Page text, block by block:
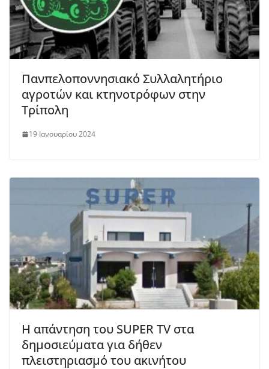
Πανπελοποννησιακό Συλλαλητήριο
αγροτών και κτηνοτρόφων στην
Τρίπολη
19 Ιανουαρίου 2024
Η απάντηση του SUPER TV στα
δημοσιεύματα για δήθεν
πλειστηριασμό του ακινήτου